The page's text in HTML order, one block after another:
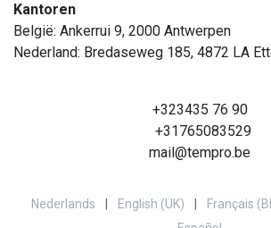
Kantoren
België: Ankerrui 9, 2000 Antwerpen
Nederland: Bredaseweg 185, 4872 LA
+323435 76 90
+31765083529
mail@tempro.be
Nederlands English (UK) Français